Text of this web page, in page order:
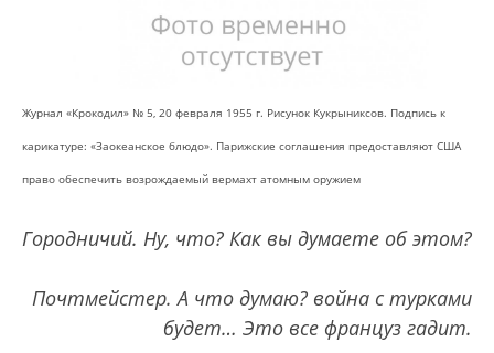
Журнал «Крокодил» № 5, 20 февраля 1955 г. Рисунок Кукрыниксов. Подпись к
карикатуре: «Заокеанское блюдо». Парижские соглашения предоставляют США
право обеспечить возрождаемый вермахт атомным оружием
Городничий. Ну, что? Как вы думаете об этом?
Почтмейстер. А что думаю? война с турками
будет… Это все француз гадит.